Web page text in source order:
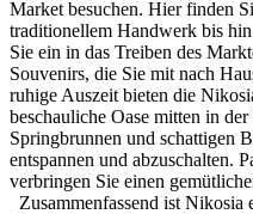
Market besuchen. Hier finden
traditionellem Handwerk bis
Sie ein in das Treiben des
Souvenirs, die Sie mit nach
ruhige Auszeit bieten die
beschauliche Oase mitten in
Springbrunnen und schattigen
entspannen und abzuschalten.
verbringen Sie einen
Zusammenfassend ist Nikosia